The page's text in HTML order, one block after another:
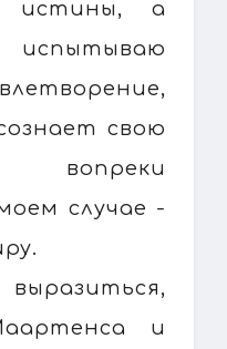
истины, а
свою
случае -
и